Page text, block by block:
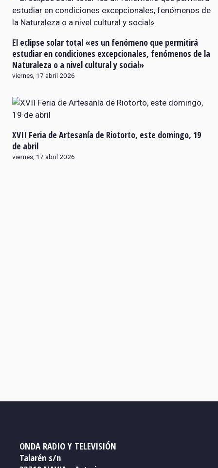
El eclipse solar total «es un fenómeno que permitirá
estudiar en condiciones excepcionales, fenómenos de la
Naturaleza o a nivel cultural y social»
viernes, 17 abril 2026
XVII Feria de Artesanía de Riotorto, este domingo, 19
de abril
viernes, 17 abril 2026
ONDA RADIO Y TELEVISIÓN
Talarén s/n